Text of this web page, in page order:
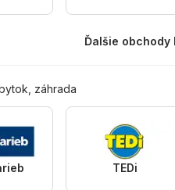
Ďalšie obchody
záhrada
TEDi